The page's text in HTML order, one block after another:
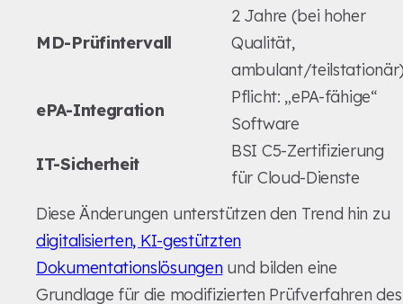
MD-Prüfintervall
2 Jahre (bei hoher
Qualität,
ambulant/
ePA-Integration
Pflicht: „ePA-fähige“
Software
IT-Sicherheit
BSI C5-Zertifizierung
für Cloud-Dienste
Diese Änderungen unterstützen den Trend hin zu
digitalisierten, KI-gestützten
Dokumentationslösungen und bilden eine
Grundlage für die modifizierten Prüfverfahren des